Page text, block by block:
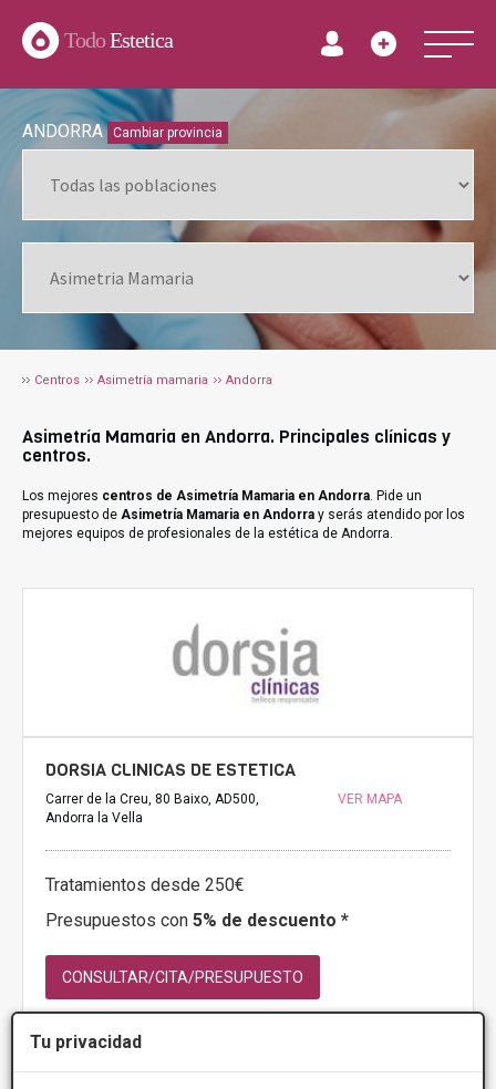
Tu privacidad
TodoEstetica
ANDORRA Cambiar provincia
Centros Asimetría mamaria Andorra
Asimetría Mamaria en Andorra. Principales clínicas y
centros.
Los mejores centros de Asimetría Mamaria en Andorra. Pide un
presupuesto de Asimetría Mamaria en Andorra y serás atendido por los
mejores equipos de profesionales de la estética de Andorra.
DORSIA CLINICAS DE ESTETICA
Carrer de la Creu, 80 Baixo, AD500,
Andorra la Vella
VER MAPA
Tratamientos desde 250€
Presupuestos con 5% de descuento *
CONSULTAR/CITA/PRESUPUESTO
Más información